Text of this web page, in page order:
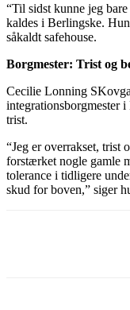
“Til sidst kunne jeg
kaldes i Berlingske.
såkaldt safehouse.
Borgmester: Trist og
Cecilie Lonning
integrationsborgmester
trist.
“Jeg er overrakset, trist
forstærket nogle gamle
tolerance i tidligere
skud for boven,” siger